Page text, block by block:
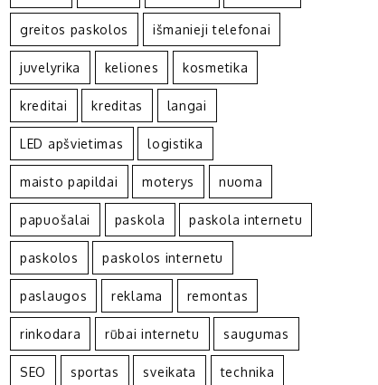
greitos paskolos išmanieji telefonai
juvelyrika keliones kosmetika
kreditai kreditas langai
LED apšvietimas logistika
maisto papildai moterys nuoma
papuošalai paskola paskola internetu
paskolos paskolos internetu
paslaugos reklama remontas
rinkodara rūbai internetu saugumas
SEO sportas sveikata technika